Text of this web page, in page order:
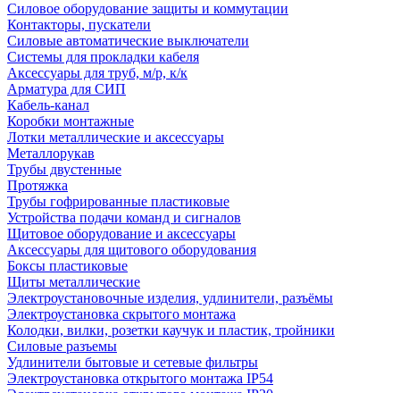
Силовое оборудование защиты и коммутации
Контакторы, пускатели
Силовые автоматические выключатели
Системы для прокладки кабеля
Аксессуары для труб, м/р, к/к
Арматура для СИП
Кабель-канал
Коробки монтажные
Лотки металлические и аксессуары
Металлорукав
Трубы двустенные
Протяжка
Трубы гофрированные пластиковые
Устройства подачи команд и сигналов
Щитовое оборудование и аксессуары
Аксессуары для щитового оборудования
Боксы пластиковые
Щиты металлические
Электроустановочные изделия, удлинители, разъёмы
Электроустановка скрытого монтажа
Колодки, вилки, розетки каучук и пластик, тройники
Силовые разъемы
Удлинители бытовые и сетевые фильтры
Электроустановка открытого монтажа IP54